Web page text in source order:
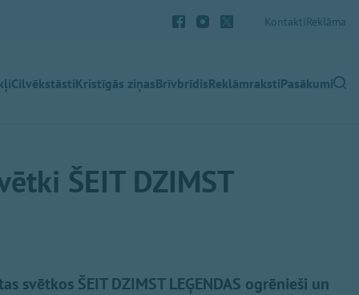
KontaktiReklāma
CilvēkstāstiKristīgās ziņasBrīvbrīdisReklāmrakstiPasākumi
ŠEIT DZIMST
svētkos ŠEIT DZIMST LEĢENDAS ogrēnieši un